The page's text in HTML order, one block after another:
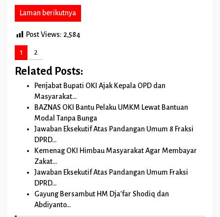
Laman berikutnya
Post Views: 2,584
1 2
Related Posts:
Penjabat Bupati OKI Ajak Kepala OPD dan
Masyarakat…
BAZNAS OKI Bantu Pelaku UMKM Lewat Bantuan
Modal Tanpa Bunga
Jawaban Eksekutif Atas Pandangan Umum 8 Fraksi
DPRD…
Kemenag OKI Himbau Masyarakat Agar Membayar
Zakat…
Jawaban Eksekutif Atas Pandangan Umum Fraksi
DPRD…
Gayung Bersambut HM Dja'far Shodiq dan
Abdiyanto…